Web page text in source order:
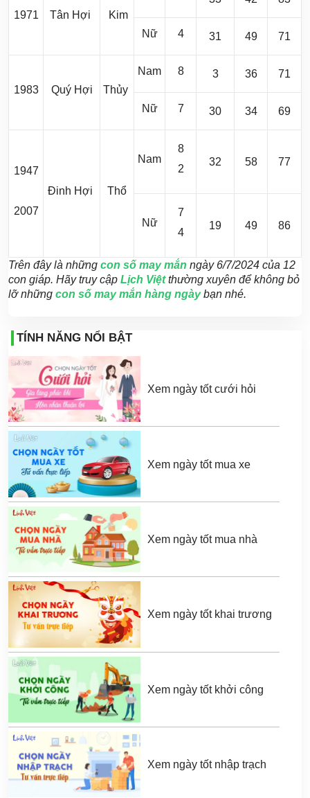
1971 Tân Hợi Kim
Nữ 4 31 49 71
1983 Quý Hợi Thủy
Nam 8 3 36 71
Nữ 7 30 34 69
1947
2007
Đinh Hợi Thổ
Nam
8
2
32 58 77
Nữ
7
4
19 49 86
Trên đây là những con số may mắn ngày 6/7/2024 của 12
con giáp. Hãy truy cập Lịch Việtthường xuyên để không bỏ
lỡ những con số may mắn hàng ngàybạn nhé.
TÍNH NĂNG NỔI BẬT
Xem ngày tốt cưới hỏi
Xem ngày tốt mua xe
Xem ngày tốt mua nhà
Xem ngày tốt khai trương
Xem ngày tốt khởi công
Xem ngày tốt nhập trạch